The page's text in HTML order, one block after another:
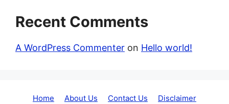
Recent Comments
A WordPress Commenter on Hello world!
Home About Us Contact Us
Disclaimer